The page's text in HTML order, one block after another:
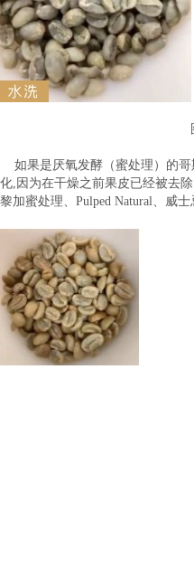
如果是厌氧发酵（蜜处理）的哥
化,因为在干燥之前果皮已经被去
黎加蜜处理、Pulped Natural、威士